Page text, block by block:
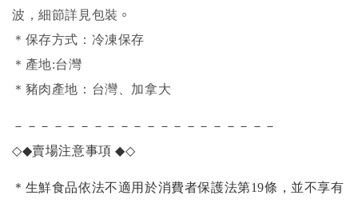
波，細節詳見包裝 。
＊保存方式：冷凍保存
＊產地:台灣
＊豬肉產地：台灣、加拿大
－－－－－－－－－－－－－－－－－－－－
◇◆賣場注意事項◆◇
＊生鮮食品依法不適用於消費者保護法第19條，並不享有